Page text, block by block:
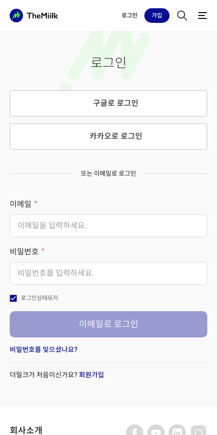
로그인 가입
로그인
구글로 로그인
카카오로 로그인
또는 이메일로 로그인
이메일
비밀번호
check_box 로그인상태유지
이메일로 로그인
비밀번호를 잊으셨나요?
더밀크가 처음이신가요? 회원가입
회사소개